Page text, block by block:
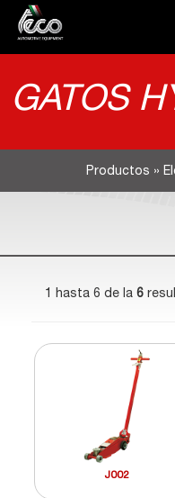
GATOS
Productos »
1 hasta 6 de la 6
J002